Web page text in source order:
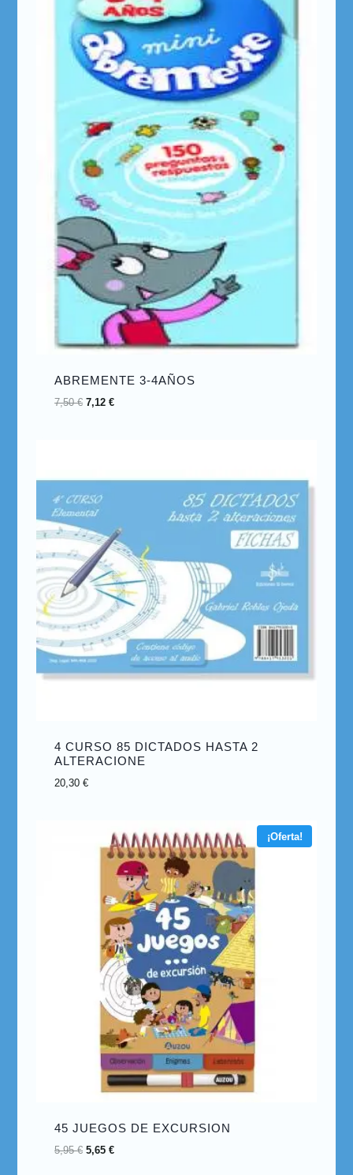
ABREMENTE 3-4AÑOS
7,50€ 7,12€
4 CURSO 85 DICTADOS HASTA 2
ALTERACIONE
20,30€
¡Oferta!
45 JUEGOS DE EXCURSION
5,95€ 5,65€